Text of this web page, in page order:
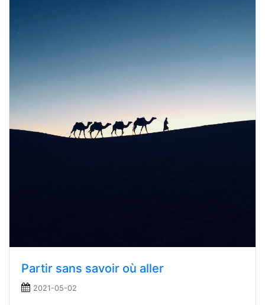
Partir sans savoir où aller
2021-05-02